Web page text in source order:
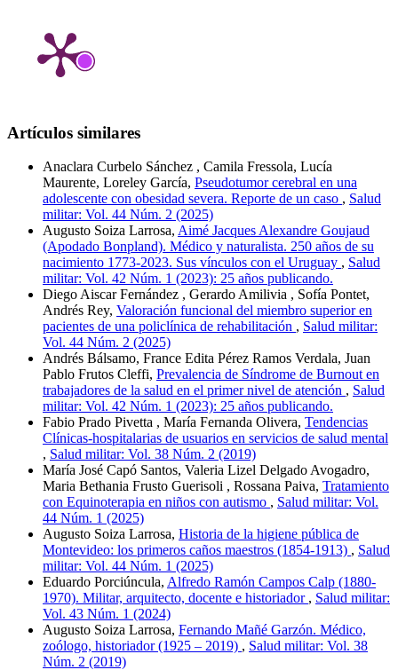
Artículos similares
Anaclara Curbelo Sánchez , Camila Fressola, Lucía
Maurente, Loreley García, Pseudotumor cerebral en una
adolescente con obesidad severa. Reporte de un caso , Salud
militar: Vol. 44 Núm. 2 (2025)
Augusto Soiza Larrosa, Aimé Jacques Alexandre Goujaud
(Apodado Bonpland). Médico y naturalista. 250 años de su
nacimiento 1773-2023. Sus vínculos con el Uruguay , Salud
militar: Vol. 42 Núm. 1 (2023): 25 años publicando.
Diego Aiscar Fernández , Gerardo Amilivia , Sofía Pontet,
Andrés Rey, Valoración funcional del miembro superior en
pacientes de una policlínica de rehabilitación , Salud militar:
Vol. 44 Núm. 2 (2025)
Andrés Bálsamo, France Edita Pérez Ramos Verdala, Juan
Pablo Frutos Cleffi, Prevalencia de Síndrome de Burnout en
trabajadores de la salud en el primer nivel de atención , Salud
militar: Vol. 42 Núm. 1 (2023): 25 años publicando.
Fabio Prado Pivetta , María Fernanda Olivera, Tendencias
Clínicas-hospitalarias de usuarios en servicios de salud mental
, Salud militar: Vol. 38 Núm. 2 (2019)
María José Capó Santos, Valeria Lizel Delgado Avogadro,
Maria Bethania Frusto Guerisoli , Rossana Paiva, Tratamiento
con Equinoterapia en niños con autismo , Salud militar: Vol.
44 Núm. 1 (2025)
Augusto Soiza Larrosa, Historia de la higiene pública de
Montevideo: los primeros caños maestros (1854-1913) , Salud
militar: Vol. 44 Núm. 1 (2025)
Eduardo Porciúncula, Alfredo Ramón Campos Calp (1880-
1970). Militar, arquitecto, docente e historiador , Salud militar:
Vol. 43 Núm. 1 (2024)
Augusto Soiza Larrosa, Fernando Mañé Garzón. Médico,
zoólogo, historiador (1925 – 2019) , Salud militar: Vol. 38
Núm. 2 (2019)